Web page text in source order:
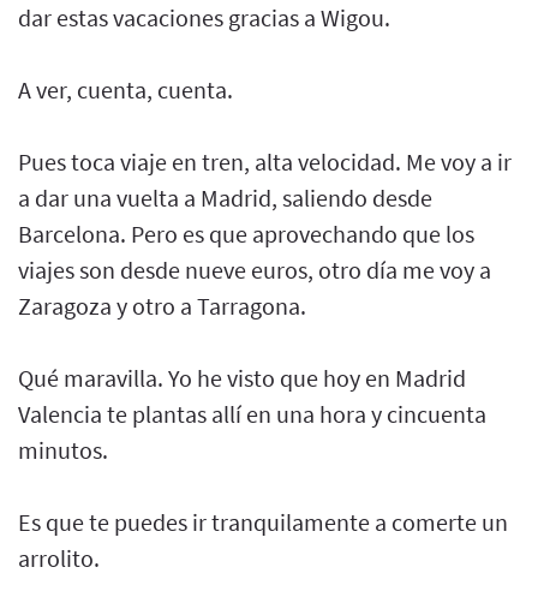
dar estas vacaciones gracias a Wigou.
A ver, cuenta, cuenta.
Pues toca viaje en tren, alta velocidad. Me voy a ir
a dar una vuelta a Madrid, saliendo desde
Barcelona. Pero es que aprovechando que los
viajes son desde nueve euros, otro día me voy a
Zaragoza y otro a Tarragona.
Qué maravilla. Yo he visto que hoy en Madrid
Valencia te plantas allí en una hora y cincuenta
minutos.
Es que te puedes ir tranquilamente a comerte un
arrolito.